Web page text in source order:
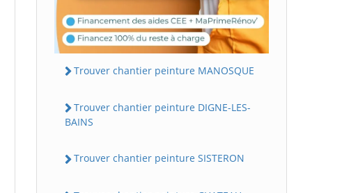
Trouver chantier peinture MANOSQUE
Trouver chantier peinture DIGNE-LES-
BAINS
Trouver chantier peinture SISTERON